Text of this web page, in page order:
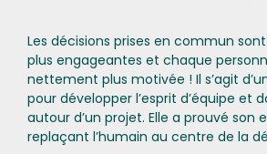
Les décisions prises en commun
plus engageantes et chaque
nettement plus motivée ! Il s’agit
pour développer l’esprit d’équipe et
autour d’un projet. Elle a prouvé son
replaçant l’humain au centre de la